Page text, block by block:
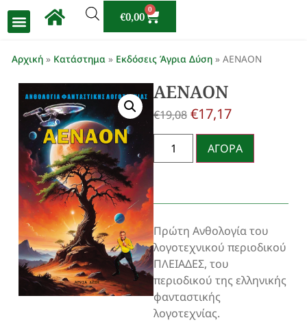
€0,00
0
Αρχική » Κατάστημα » Εκδόσεις Άγρια Δύση » ΑΕΝΑΟΝ
ΑΕΝΑΟΝ
€19,08 €17,17
ΑΓΟΡΑ
Πρώτη Ανθολογία του
λογοτεχνικού περιοδικού
ΠΛΕΙΑΔΕΣ, του
περιοδικού της ελληνικής
φανταστικής
λογοτεχνίας.